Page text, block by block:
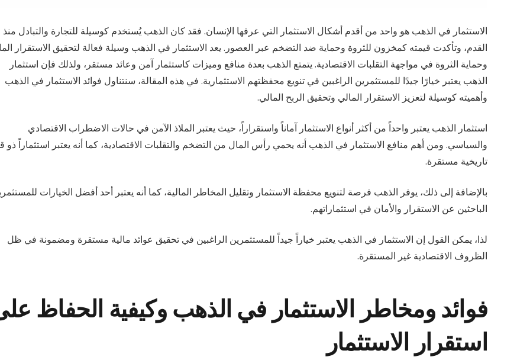
الاستثمار في الذهب هو واحد من أقدم أشكال الاستثمار التي عرفها الإنسان. فقد كان الذهب يُستخدم كوسيلة للتجارة والتبادل منذ
القدم، وتأكدت قيمته كمخزون للثروة وحماية ضد التضخم عبر العصور. يعد الاستثمار في الذهب وسيلة فعالة لتحقيق الاستقرار
وحماية الثروة في مواجهة التقلبات الاقتصادية. يتمتع الذهب بعدة منافع وميزات كاستثمار آمن وعائد مستقر، ولذلك فإن استثمار
الذهب يعتبر خيارًا جيدًا للمستثمرين الراغبين في تنويع محفظتهم الاستثمارية. في هذه المقالة، سنتناول فوائد الاستثمار في الذهب
وأهميته كوسيلة لتعزيز الاستقرار المالي وتحقيق الربح المالي.
استثمار الذهب يعتبر واحداً من أكثر أنواع الاستثمار آماناً واستقراراً، حيث يعتبر الملاذ الآمن في حالات الاضطراب الاقتصادي
والسياسي. ومن أهم منافع الاستثمار في الذهب أنه يحمي رأس المال من التضخم والتقلبات الاقتصادية، كما أنه يعتبر استثماراً ذو
تاريخية مستقرة.
بالإضافة إلى ذلك، يوفر الذهب فرصة لتنويع محفظة الاستثمار وتقليل المخاطر المالية، كما أنه يعتبر أحد أفضل الخيارات
الباحثين عن الاستقرار والأمان في استثماراتهم.
لذا، يمكن القول إن الاستثمار في الذهب يعتبر خياراً جيداً للمستثمرين الراغبين في تحقيق عوائد مالية مستقرة ومضمونة في ظل
الظروف الاقتصادية غير المستقرة.
فوائد ومخاطر الاستثمار في الذهب وكيفية الحفاظ
استقرار الاستثمار